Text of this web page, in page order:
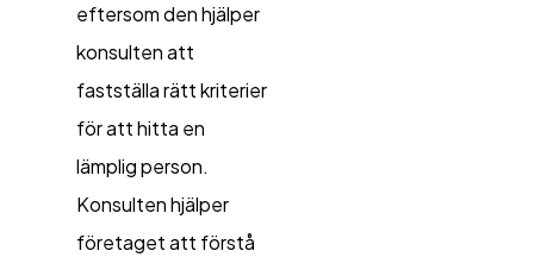
eftersom den hjälper
konsulten att
fastställa rätt kriterier
för att hitta en
lämplig person.
Konsulten hjälper
företaget att förstå